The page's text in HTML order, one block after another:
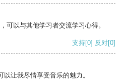
可以与其他学习者交流学习心得。
支持[0] 反对[0]
让我尽情享受音乐的魅力。